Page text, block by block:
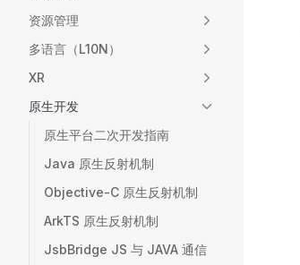
资源管理
多语言（L10N）
XR
原生开发
原生平台二次开发指南
Java 原生反射机制
Objective-C 原生反射机制
ArkTS 原生反射机制
JsbBridge JS 与 JAVA 通信